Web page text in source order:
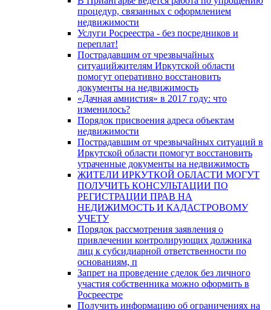
процедур, связанных с оформлением
недвижимости
Услуги Росреестра - без посредников и
переплат!
Пострадавшим от чрезвычайных
ситуацийжителям Иркутской области
помогут оперативно восстановить
документы на недвижимость
«Дачная амнистия» в 2017 году: что
изменилось?
Порядок присвоения адреса объектам
недвижимости
Пострадавшим от чрезвычайных ситуаций в
Иркутской области помогут восстановить
утраченные документы на недвижимость
ЖИТЕЛИ ИРКУТКОЙ ОБЛАСТИ МОГУТ
ПОЛУЧИТЬ КОНСУЛЬТАЦИИ ПО
РЕГИСТРАЦИИ ПРАВ НА
НЕДИЖИМОСТЬ И КАДАСТРОВОМУ
УЧЕТУ
Порядок рассмотрения заявления о
привлечении контролирующих должника
лиц к субсидиарной ответственности по
основаниям, п
Запрет на проведение сделок без личного
участия собственника можно оформить в
Росреестре
Получить информацию об ограничениях на